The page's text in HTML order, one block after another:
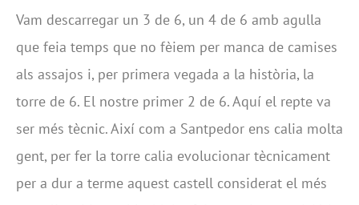
Vam descarregar un 3 de 6, un 4 de 6 amb agulla
que feia temps que no fèiem per manca de camises
als assajos i, per primera vegada a la història, la
torre de 6. El nostre primer 2 de 6. Aquí el repte va
ser més tècnic. Així com a Santpedor ens calia molta
gent, per fer la torre calia evolucionar tècnicament
per a dur a terme aquest castell considerat el més